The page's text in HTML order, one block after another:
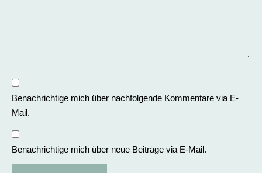
Benachrichtige mich über nachfolgende Kommentare via E-
Mail.
Benachrichtige mich über neue Beiträge via E-Mail.